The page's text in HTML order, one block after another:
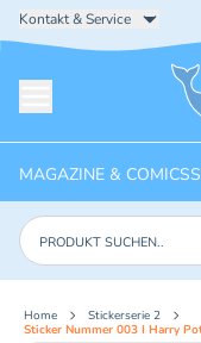
Kontakt & Service
MAGAZINE & COMICS
Produkte suchen
Home
Stickerserie 2
Sticker Nummer 003 I Harry